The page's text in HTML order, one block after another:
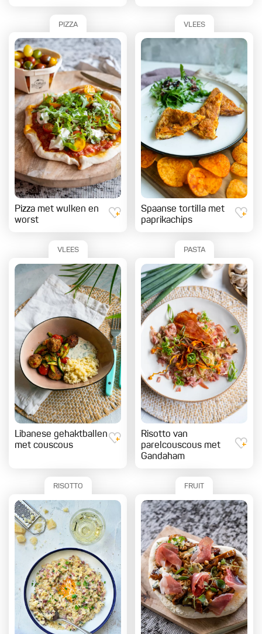
PIZZA
Pizza met wulken en
worst
VLEES
Spaanse tortilla met
paprikachips
VLEES
Libanese gehaktballen
met couscous
PASTA
Risotto van
parelcouscous met
Gandaham
RISOTTO FRUIT